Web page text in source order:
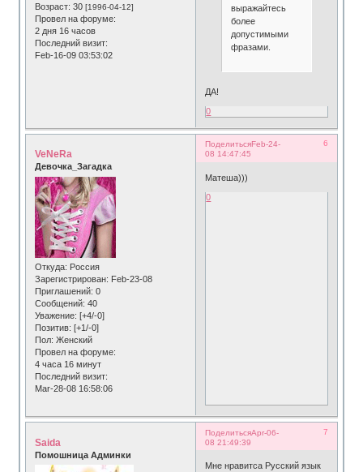
Возраст: 30[1996-04-12]
Провел на форуме:
2 дня 16 часов
Последний визит:
Feb-16-09 03:53:02
выражайтесь
более
допустимыми
фразами.
ДА!
0
Поделиться 6
Feb-24-
08 14:47:45
VeNeRa
Девочка_Загадка
Откуда: Россия
Зарегистрирован: Feb-23-08
Приглашений: 0
Сообщений: 40
Уважение: [+4/-0]
Позитив: [+1/-0]
Пол: Женский
Провел на форуме:
4 часа 16 минут
Последний визит:
Mar-28-08 16:58:06
Матеша)))
0
Поделиться 7
Apr-06-
08 21:49:39
Saida
Помошница Админки
Мне нравитса Русский язык